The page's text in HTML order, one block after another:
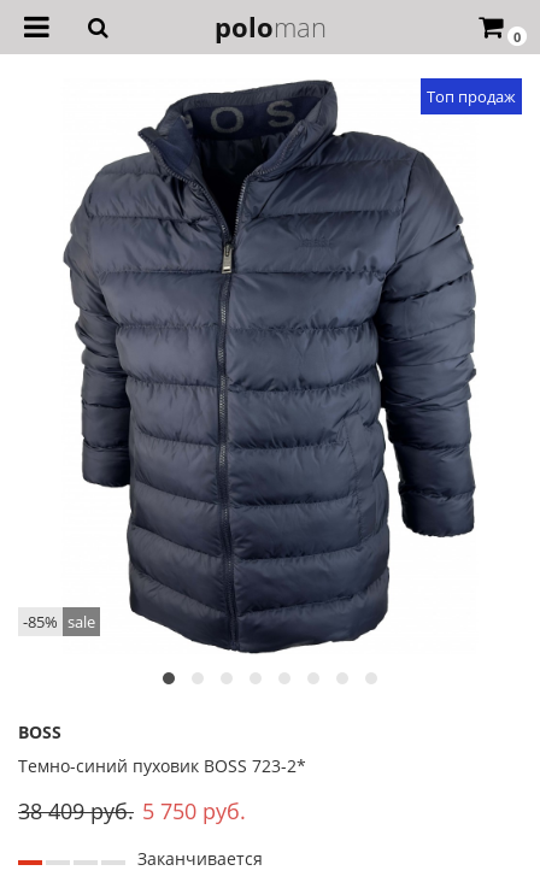
0
poloman
Топ продаж
-85% sale
BOSS
Темно-синий пуховик BOSS 723-2*
38 409 руб. 5 750 руб.
Заканчивается